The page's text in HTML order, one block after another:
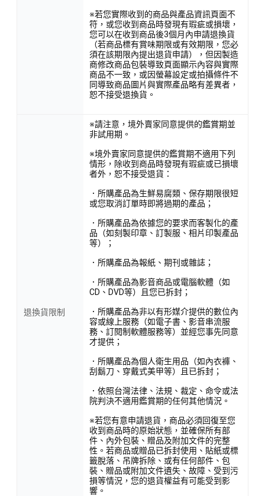
※若您實際收到的商品與產品資訊頁面不
符，或您收到商品時發現有瑕疵或損壞，
您可以在收到商品後3個月內申請退換貨
（若商品標有賞味期限或有效期限，您必
須在該期限內提出退貨申請），但因製造
商修改商品包裝導致頁面顯示內容與實際
商品不一致，或因螢幕設定或拍攝條件不
同導致商品圖片與實際產品略有差異者，
恕不接受退換貨。
退換貨限制
※請注意，境外賣家同意提供的鑑賞期並
非試用期。
※境外賣家同意提供的鑑賞期不適用下列
情形，除收到商品時發現有瑕疵或已損壞
者外，恕不接受退貨：
．所購產品為生鮮易腐類、保存期限很短
或您取消訂單時即將過期的產品；
．所購產品為依據您的要求而客製化的產
品（如刻製印章、訂製服、相片印製產品
等）；
．所購產品為報紙、期刊或雜誌；
．所購產品為影音商品或電腦軟體（如
CD、DVD等）且您已拆封；
．所購產品為非以有形媒介提供的數位內
容或線上服務（如電子書、影音串流服
務、訂閱制軟體服務等）並經您事先同意
才提供；
．所購產品為個人衛生用品（如內衣褲、
刮鬍刀、穿戴式美甲等）且已拆封；
．依照台灣法律、法規、裁定、命令或法
院判決不適用鑑賞期的任何其他情況。
※若您有意申請退貨，商品必須回復至您
收到商品時的原始狀態，並確保所有部
件、內外包裝、贈品及附加文件的完整
性。若商品或贈品已拆封使用、貼紙或標
籤脫落、吊牌拆除、或有任何部件、包
裝、贈品或附加文件遺失、故障、受到污
損等情況，您的退貨權益有可能受到影
響。